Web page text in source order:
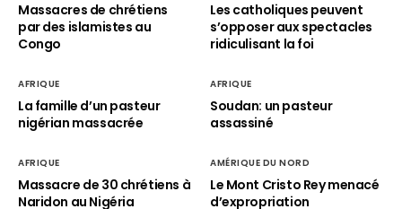
Massacres de chrétiens
par des islamistes au
Congo
Les catholiques peuvent
s’opposer aux spectacles
ridiculisant la foi
AFRIQUE
La famille d’un pasteur
nigérian massacrée
AFRIQUE
Soudan: un pasteur
assassiné
AFRIQUE
Massacre de 30 chrétiens à
Naridon au Nigéria
AMÉRIQUE DU NORD
Le Mont Cristo Rey menacé
d’expropriation